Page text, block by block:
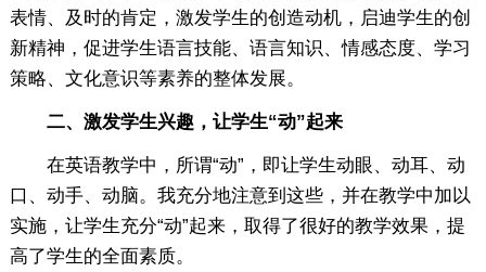
表情、及时的肯定，激发学生的创造动机，启迪学生的创
新精神，促进学生语言技能、语言知识、情感态度、学习
策略、文化意识等素养的整体发展。
二、激发学生兴趣，让学生“动”起来
在英语教学中，所谓“动”，即让学生动眼、动耳、动
口、动手、动脑。我充分地注意到这些，并在教学中加以
实施，让学生充分“动”起来，取得了很好的教学效果，提
高了学生的全面素质。